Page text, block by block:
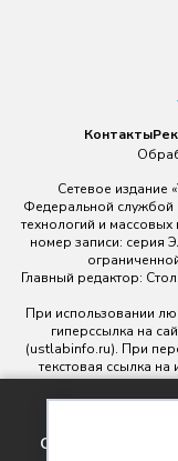
Контакты
Сетевое издание
Федеральной
технологий и
номер записи: серия
Главный редактор:
При использовании
гиперссылка на
(ustlabinfo.ru). При
текстовая ссылка
Использование
разрешения